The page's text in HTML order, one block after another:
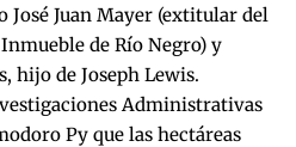
José Juan Mayer (extitular del
de Río Negro) y
hijo de Joseph Lewis.
Administrativas
Py que las hectáreas